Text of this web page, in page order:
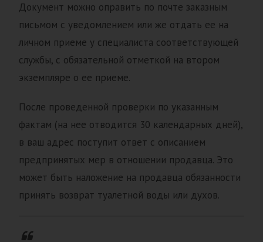
Документ можно оправить по почте заказным
письмом с уведомлением или же отдать ее на
личном приеме у специалиста соответствующей
службы, с обязательной отметкой на втором
экземпляре о ее приеме.
После проведенной проверки по указанным
фактам (на нее отводится 30 календарных дней),
в ваш адрес поступит ответ с описанием
предпринятых мер в отношении продавца. Это
может быть наложение на продавца обязанности
принять возврат туалетной воды или духов.